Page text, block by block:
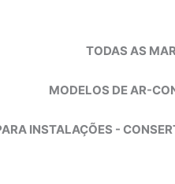
TODAS AS
MODELOS DE AR-
INSTALAÇÕES -